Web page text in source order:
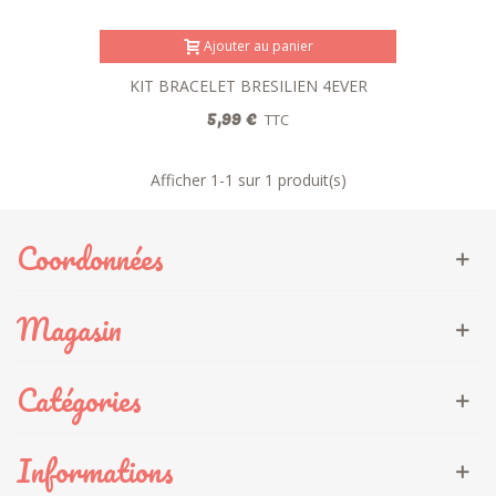
Ajouter au panier
KIT BRACELET BRESILIEN 4EVER
5,99 € TTC
Afficher 1 -1 sur 1 produit(s)
Coordonnées
Magasin
Catégories
Informations